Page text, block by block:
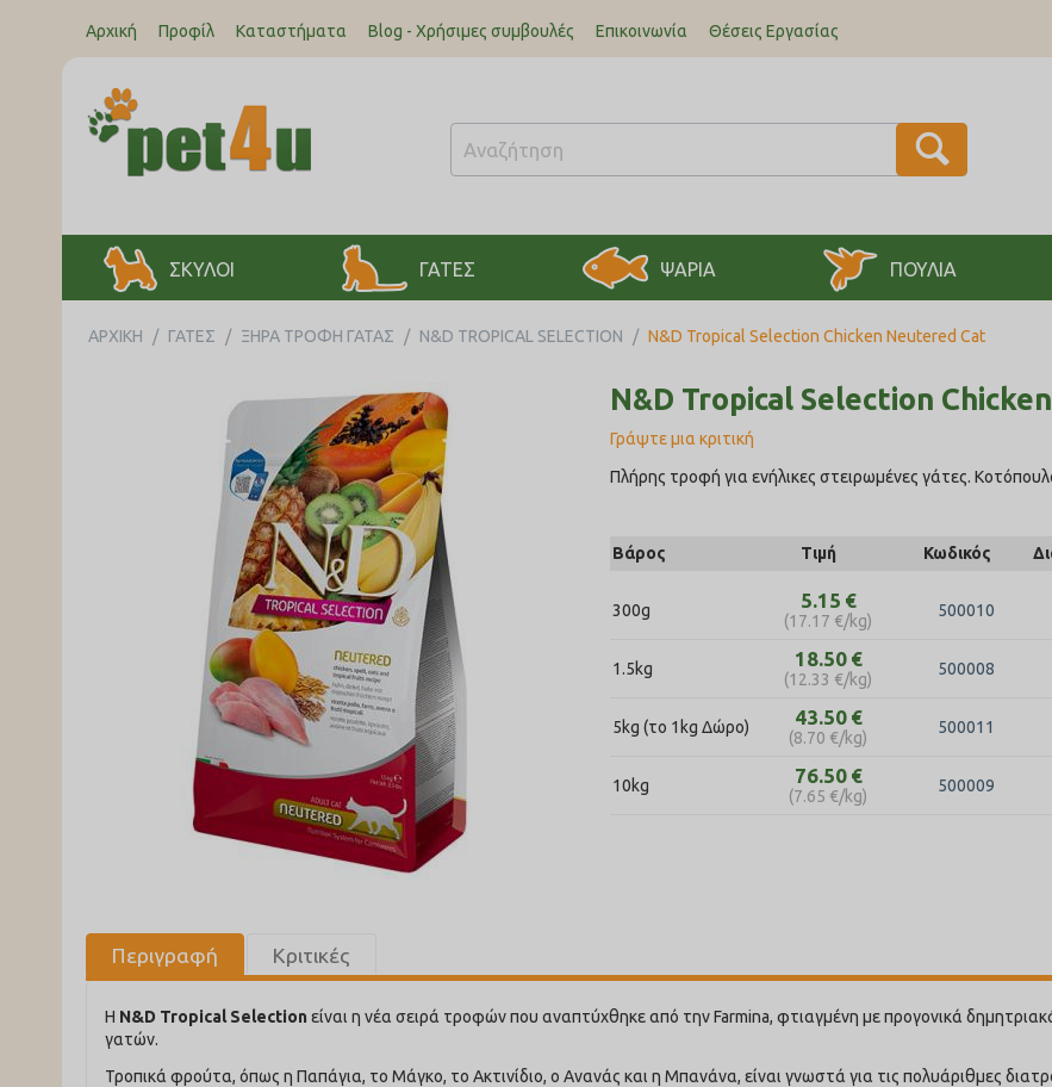
Αρχική Προφίλ Καταστήματα Blog - Χρήσιμες συμβουλές Επικοινωνία Θέσεις Εργασίας
ΣΚΥΛΟΙ ΓΑΤΕΣ ΨΑΡΙΑ ΠΟΥΛΙΑ
ΑΡΧΙΚΉ / ΓΑΤΕΣ / ΞΗΡΑ ΤΡΟΦΗ ΓΑΤΑΣ / N&D TROPICAL SELECTION / N&D Tropical Selection Chicken Neutered Cat
N&D Tropical Selection
Γράψτε μια κριτική
Πλήρης τροφή για ενήλικες στειρωμένες γάτες.
Βάρος Τιμή Κωδικός
300g 5.15 €
(17.17 €/kg)
500010
1.5kg 18.50 €
(12.33 €/kg)
500008
5kg (το 1kg Δώρο) 43.50 €
(8.70 €/kg)
500011
10kg 76.50 €
(7.65 €/kg)
500009
Περιγραφή Κριτικές
Η N&D Tropical Selection είναι η νέα σειρά τροφών που αναπτύχθηκε από την Farmina, φτιαγμένη με προγονικά
γατών.
Τροπικά φρούτα, όπως η Παπάγια, το Μάγκο, το Ακτινίδιο, ο Ανανάς και η Μπανάνα, είναι γνωστά για τις πολυάριθμες